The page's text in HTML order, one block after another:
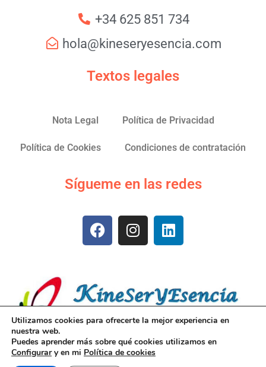
+34 625 851 734
hola@kineseryesencia.com
Textos legales
Nota Legal Política de Privacidad
Política de Cookies Condiciones de contratación
Sígueme en las redes
© 2026 Teresa Mestres Parés
Utilizamos cookies para ofrecerte la mejor experiencia en
nuestra web.
Puedes aprender más sobre qué cookies utilizamos en
Configurary en mi Política de cookies